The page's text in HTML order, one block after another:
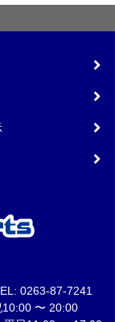
0263-87-7241
〜 20:00